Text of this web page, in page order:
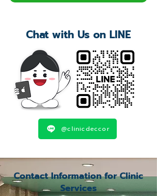
Chat with Us on LINE
@clinicdeccor
Contact Information for Clinic
Services